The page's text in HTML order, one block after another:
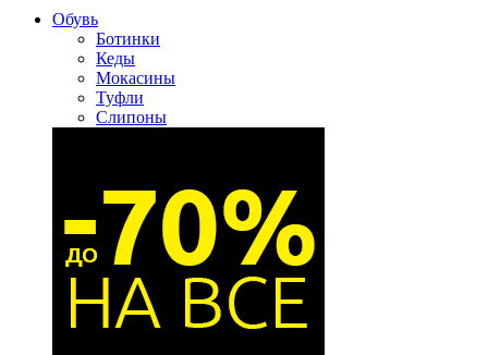
Обувь
Ботинки
Кеды
Мокасины
Туфли
Слипоны